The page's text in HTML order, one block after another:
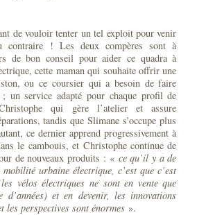
de vouloir tenter un tel exploit pour venir
contraire ! Les deux compères sont à
de bon conseil pour aider ce quadra à
cette maman qui souhaite offrir une
ou ce coursier qui a besoin de faire
un service adapté pour chaque profil de
qui gère l’atelier et assure
tandis que Slimane s’occupe plus
ce dernier apprend progressivement à
le cambouis, et Christophe continue de
de nouveaux produits : « ce qu’il y a de
urbaine électrique, c’est que c’est
vélos électriques ne sont en vente que
d’années) et en devenir, les innovations
les perspectives sont énormes».